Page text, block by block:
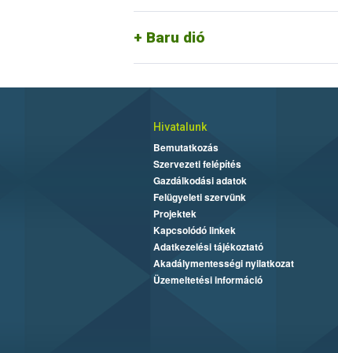
Baru dió
specifikáció írja le. Az új élelmiszer
Hivatalunk
Bemutatkozás
Szervezeti felépítés
Gazdálkodási adatok
Felügyeleti szervünk
Projektek
Kapcsolódó linkek
Adatkezelési tájékoztató
Akadálymentességi nyilatkozat
Üzemeltetési információ